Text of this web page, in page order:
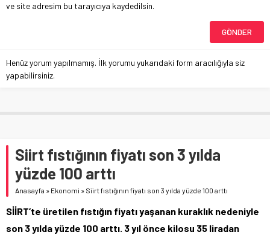
ve site adresim bu tarayıcıya kaydedilsin.
Henüz yorum yapılmamış. İlk yorumu yukarıdaki form aracılığıyla siz
yapabilirsiniz.
Siirt fıstığının fiyatı son 3 yılda
yüzde 100 arttı
Anasayfa » Ekonomi » Siirt fıstığının fiyatı son 3 yılda yüzde 100 arttı
SİİRT’te üretilen fıstığın fiyatı yaşanan kuraklık nedeniyle
son 3 yılda yüzde 100 arttı. 3 yıl önce kilosu 35 liradan